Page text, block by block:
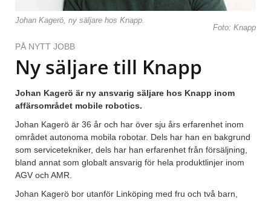
Johan Kagerö, ny säljare hos Knapp.
Foto: Knapp
PÅ NYTT JOBB
Ny säljare till Knapp
Johan Kagerö är ny ansvarig säljare hos Knapp inom
affärsområdet mobile robotics.
Johan Kagerö är 36 år och har över sju års erfarenhet inom
området autonoma mobila robotar. Dels har han en bakgrund
som servicetekniker, dels har han erfarenhet från försäljning,
bland annat som globalt ansvarig för hela produktlinjer inom
AGV och AMR.
Johan Kagerö bor utanför Linköping med fru och två barn,